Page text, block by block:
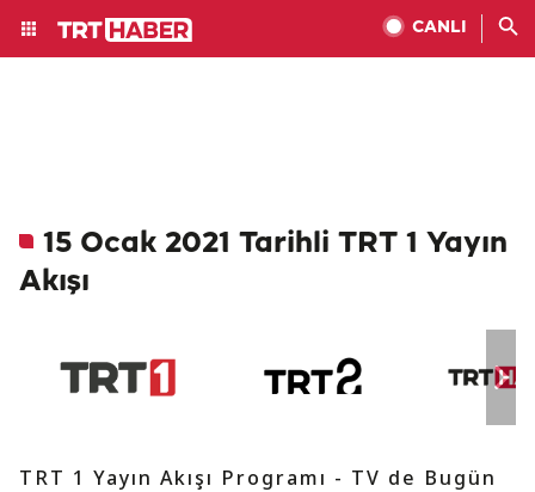
CANLI
15 Ocak 2021 Tarihli TRT 1 Yayın
Akışı
TRT 1 Yayın Akışı Programı - TV de Bugün